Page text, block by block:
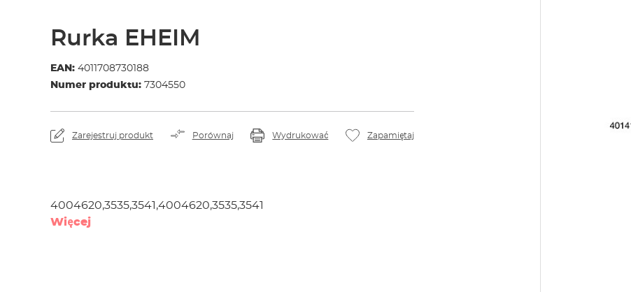
Rurka EHEIM
EAN: 4011708730188
Numer produktu: 7304550
Zarejestruj produkt Porównaj Wydrukować Zapamiętaj
4004620,3535,3541,4004620,3535,3541
Więcej